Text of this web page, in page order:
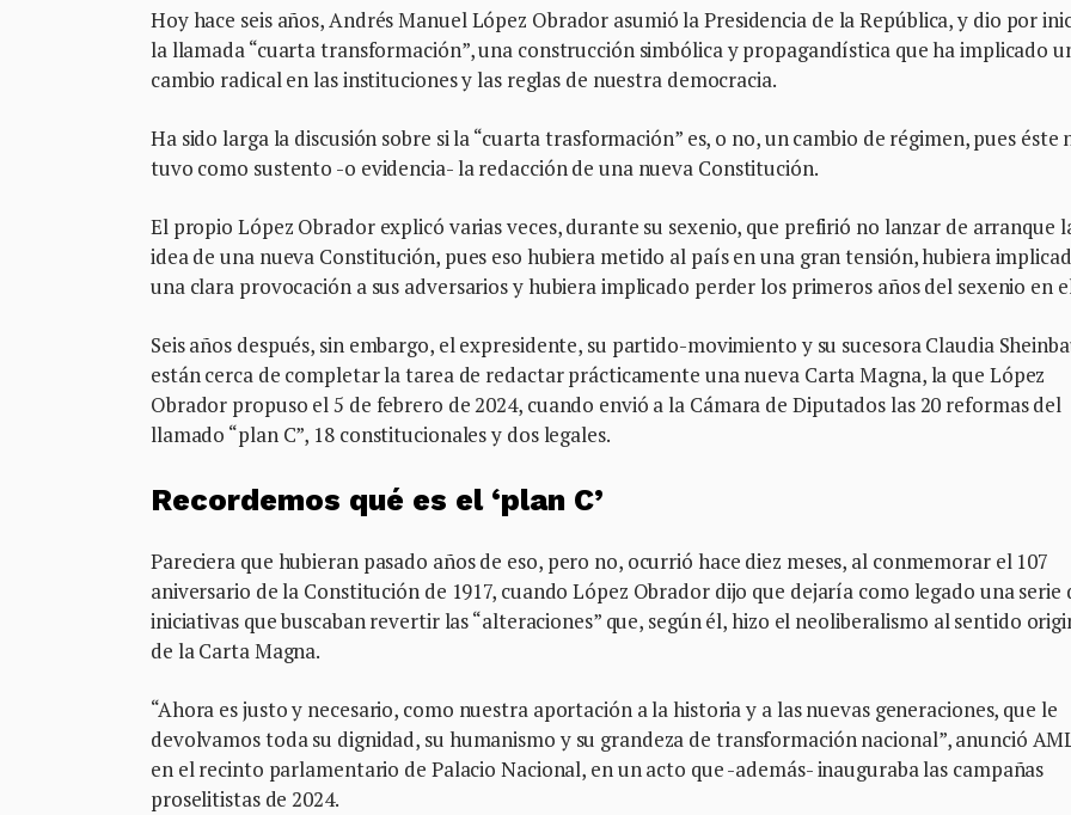
Hoy hace seis años, Andrés Manuel López Obrador asumió la Presidencia de la República, y dio por
la llamada “cuarta transformación”, una construcción simbólica y propagandística que ha implicado
cambio radical en las instituciones y las reglas de nuestra democracia.
Ha sido larga la discusión sobre si la “cuarta trasformación” es, o no, un cambio de régimen, pues éste
tuvo como sustento -o evidencia- la redacción de una nueva Constitución.
El propio López Obrador explicó varias veces, durante su sexenio, que prefirió no lanzar de arranque
idea de una nueva Constitución, pues eso hubiera metido al país en una gran tensión, hubiera
una clara provocación a sus adversarios y hubiera implicado perder los primeros años del sexenio en
Seis años después, sin embargo, el expresidente, su partido-movimiento y su sucesora Claudia
están cerca de completar la tarea de redactar prácticamente una nueva Carta Magna, la que López
Obrador propuso el 5 de febrero de 2024, cuando envió a la Cámara de Diputados las 20 reformas del
llamado “plan C”, 18 constitucionales y dos legales.
Recordemos qué es el ‘plan C’
Pareciera que hubieran pasado años de eso, pero no, ocurrió hace diez meses, al conmemorar el 107
aniversario de la Constitución de 1917, cuando López Obrador dijo que dejaría como legado una serie
iniciativas que buscaban revertir las “alteraciones” que, según él, hizo el neoliberalismo al sentido
de la Carta Magna.
“Ahora es justo y necesario, como nuestra aportación a la historia y a las nuevas generaciones, que le
devolvamos toda su dignidad, su humanismo y su grandeza de transformación nacional”, anunció
en el recinto parlamentario de Palacio Nacional, en un acto que -además- inauguraba las campañas
proselitistas de 2024.